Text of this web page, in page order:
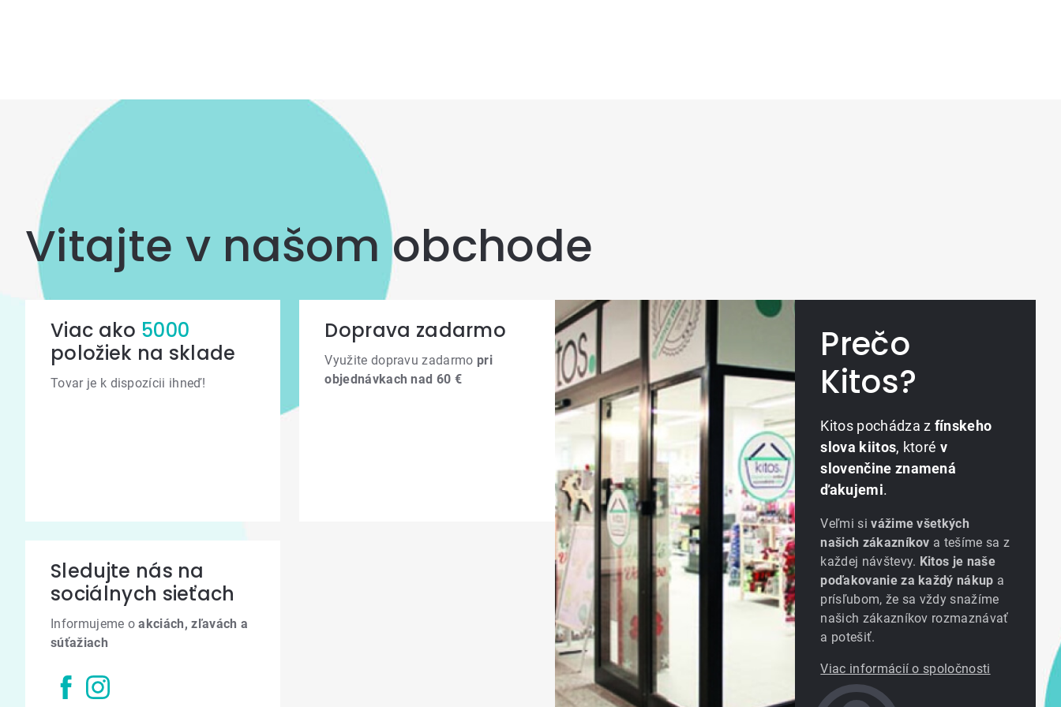
Vitajte v našom obchode
Viac ako 5000
položiek na sklade
Tovar je k dispozícii ihneď!
Doprava zadarmo
Využite dopravu zadarmo pri
objednávkach nad 60 €
Sledujte nás na
sociálnych sieťach
Informujeme oakciách, zľavách a
súťažiach
Prečo
Kitos?
Kitos pochádza z fínskeho
slova kiitos, ktoré v
slovenčine znamená
ďakujemi.
Veľmi sivážime všetkých
našich zákazníkov a tešíme sa z
každej návštevy. Kitos je naše
poďakovanie za každý nákup a
prísľubom, že sa vždy snažíme
našich zákazníkov rozmaznávať
a potešiť.
Viac informácií o spoločnosti